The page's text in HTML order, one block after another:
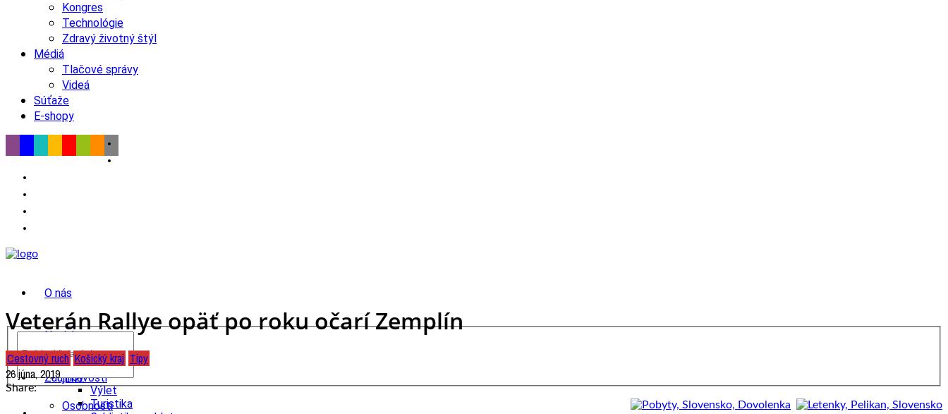
Kongres
Technológie
Zdravý životný štýl
Médiá
Tlačové správy
Videá
Súťaže
E-shopy
O nás
Novinky
wow
Tipy
Výlet
Turistika
Zaujímavosti
Osobnosti
Veterán Rallye opäť po roku očarí Zemplín
Cestovný ruch Košický kraj Tipy
26 júna, 2019
Share: